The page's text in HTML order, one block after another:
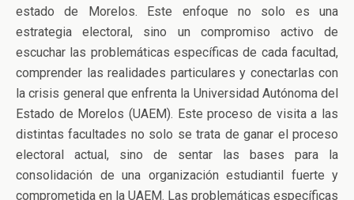
estado de Morelos. Este enfoque no solo es una
estrategia electoral, sino un compromiso activo de
escuchar las problemáticas específicas de cada facultad,
comprender las realidades particulares y conectarlas con
la crisis general que enfrenta la Universidad Autónoma del
Estado de Morelos (UAEM). Este proceso de visita a las
distintas facultades no solo se trata de ganar el proceso
electoral actual, sino de sentar las bases para la
consolidación de una organización estudiantil fuerte y
comprometida en la UAEM. Las problemáticas específicas